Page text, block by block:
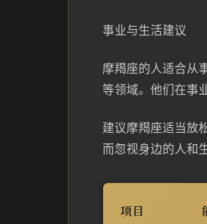
事业与生活建议
摩羯座的人适合从
等领域。他们在事
建议摩羯座适当放
而忽视身边的人和
项目